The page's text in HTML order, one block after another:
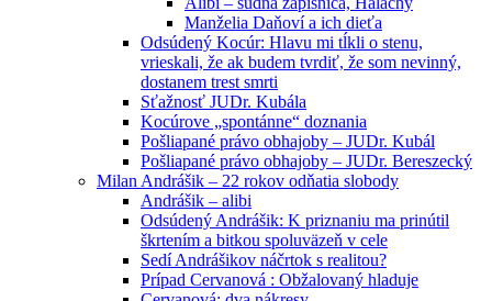
Manželia Daňoví a ich dieťa
Odsúdený Kocúr: Hlavu mi tĺkli o stenu,
vrieskali, že ak budem tvrdiť, že som nevinný,
dostanem trest smrti
Sťažnosť JUDr. Kubála
Kocúrove „spontánne“ doznania
Pošliapané právo obhajoby – JUDr. Kubál
Pošliapané právo obhajoby – JUDr. Bereszecký
Milan Andrášik – 22 rokov odňatia slobody
Andrášik – alibi
Odsúdený Andrášik: K priznaniu ma prinútil
škrtením a bitkou spoluväzeň v cele
Sedí Andrášikov náčrtok s realitou?
Prípad Cervanová : Obžalovaný hladuje